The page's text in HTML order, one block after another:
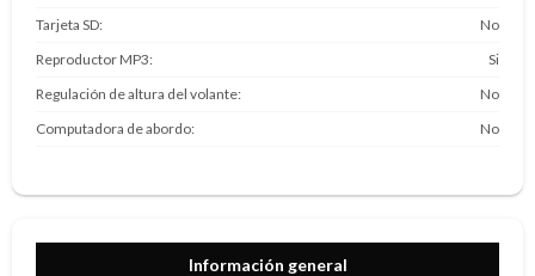
Tarjeta SD
No
Reproductor MP3
Si
Regulación de altura del volante
No
Computadora de abordo
No
Información general